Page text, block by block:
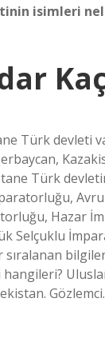
isimleri
Türk devleti
tane Türk
Hazar
Selçuklu
sıralanan